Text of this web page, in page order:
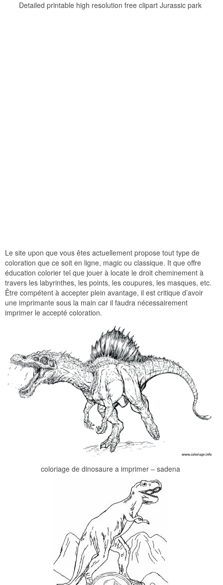
Detailed printable high resolution free clipart Jurassic park
Le site upon que vous êtes actuellement propose tout type de
coloration que ce soit en ligne, magic ou classique. It que offre
éducation colorier tel que jouer à locate le droit cheminement à
travers les labyrinthes, les points, les coupures, les masques, etc.
Être compétent à accepter plein avantage, il est critique d’avoir
une imprimante sous la main car il faudra nécessairement
imprimer le accepté coloration.
coloriage de dinosaure a imprimer – sadena